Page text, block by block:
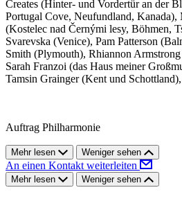
Creates (Hinter- und Vordertür an der
Portugal Cove, Neufundland,
(Kostelec nad Černými lesy, Böhmen,
Svarevska (Venice), Pam Patterson
Smith (Plymouth), Rhiannon
Sarah Franzoi (das Haus meiner
Tamsin Grainger (Kent und
Auftrag Philharmonie
Mehr lesen Weniger sehen
An einen Kontakt weiterleiten
Mehr lesen Weniger sehen